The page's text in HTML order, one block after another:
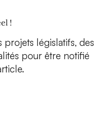
!
projets législatifs, des
pour être notifié